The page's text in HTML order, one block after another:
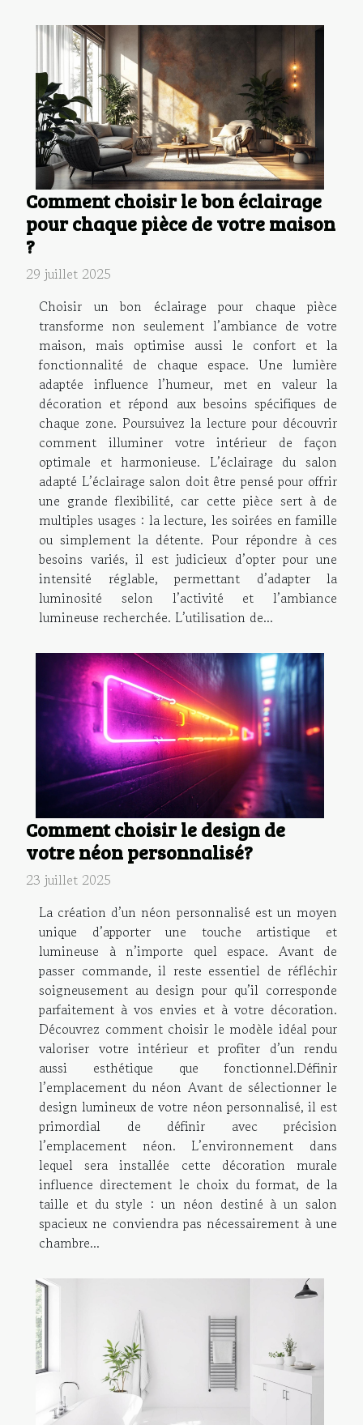
Comment choisir le bon éclairage
pour chaque pièce de votre maison
?
29 juillet 2025
Choisir un bon éclairage pour chaque pièce
transforme non seulement l’ambiance de votre
maison, mais optimise aussi le confort et la
fonctionnalité de chaque espace. Une lumière
adaptée influence l’humeur, met en valeur la
décoration et répond aux besoins spécifiques de
chaque zone. Poursuivez la lecture pour découvrir
comment illuminer votre intérieur de façon
optimale et harmonieuse. L’éclairage du salon
adapté L’éclairage salon doit être pensé pour offrir
une grande flexibilité, car cette pièce sert à de
multiples usages : la lecture, les soirées en famille
ou simplement la détente. Pour répondre à ces
besoins variés, il est judicieux d’opter pour une
intensité réglable, permettant d’adapter la
luminosité selon l’activité et l’ambiance
lumineuse recherchée. L’utilisation de...
Comment choisir le design de
votre néon personnalisé?
23 juillet 2025
La création d’un néon personnalisé est un moyen
unique d’apporter une touche artistique et
lumineuse à n’importe quel espace. Avant de
passer commande, il reste essentiel de réfléchir
soigneusement au design pour qu’il corresponde
parfaitement à vos envies et à votre décoration.
Découvrez comment choisir le modèle idéal pour
valoriser votre intérieur et profiter d’un rendu
aussi esthétique que fonctionnel.Définir
l’emplacement du néon Avant de sélectionner le
design lumineux de votre néon personnalisé, il est
primordial de définir avec précision
l’emplacement néon. L’environnement dans
lequel sera installée cette décoration murale
influence directement le choix du format, de la
taille et du style : un néon destiné à un salon
spacieux ne conviendra pas nécessairement à une
chambre...